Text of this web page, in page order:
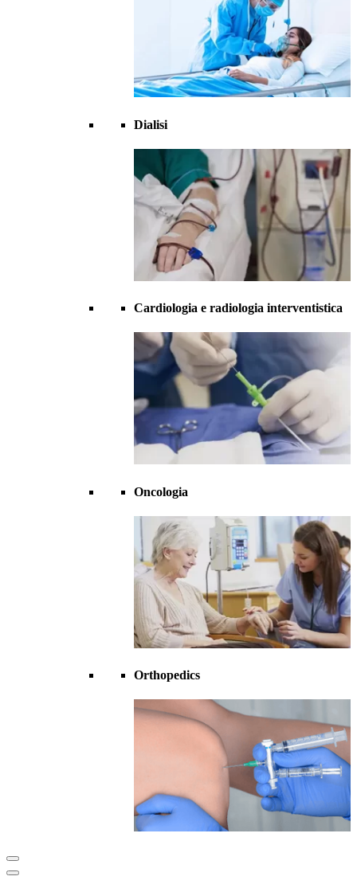
Dialisi
Cardiologia e radiologia interventistica
Oncologia
Orthopedics